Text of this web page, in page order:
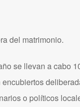
del matrimonio.
se llevan a cabo
o políticos